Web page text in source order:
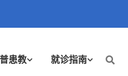
患教 就诊指南